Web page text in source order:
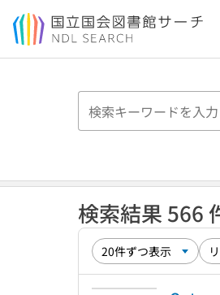
本文へ移動
検索結果 566